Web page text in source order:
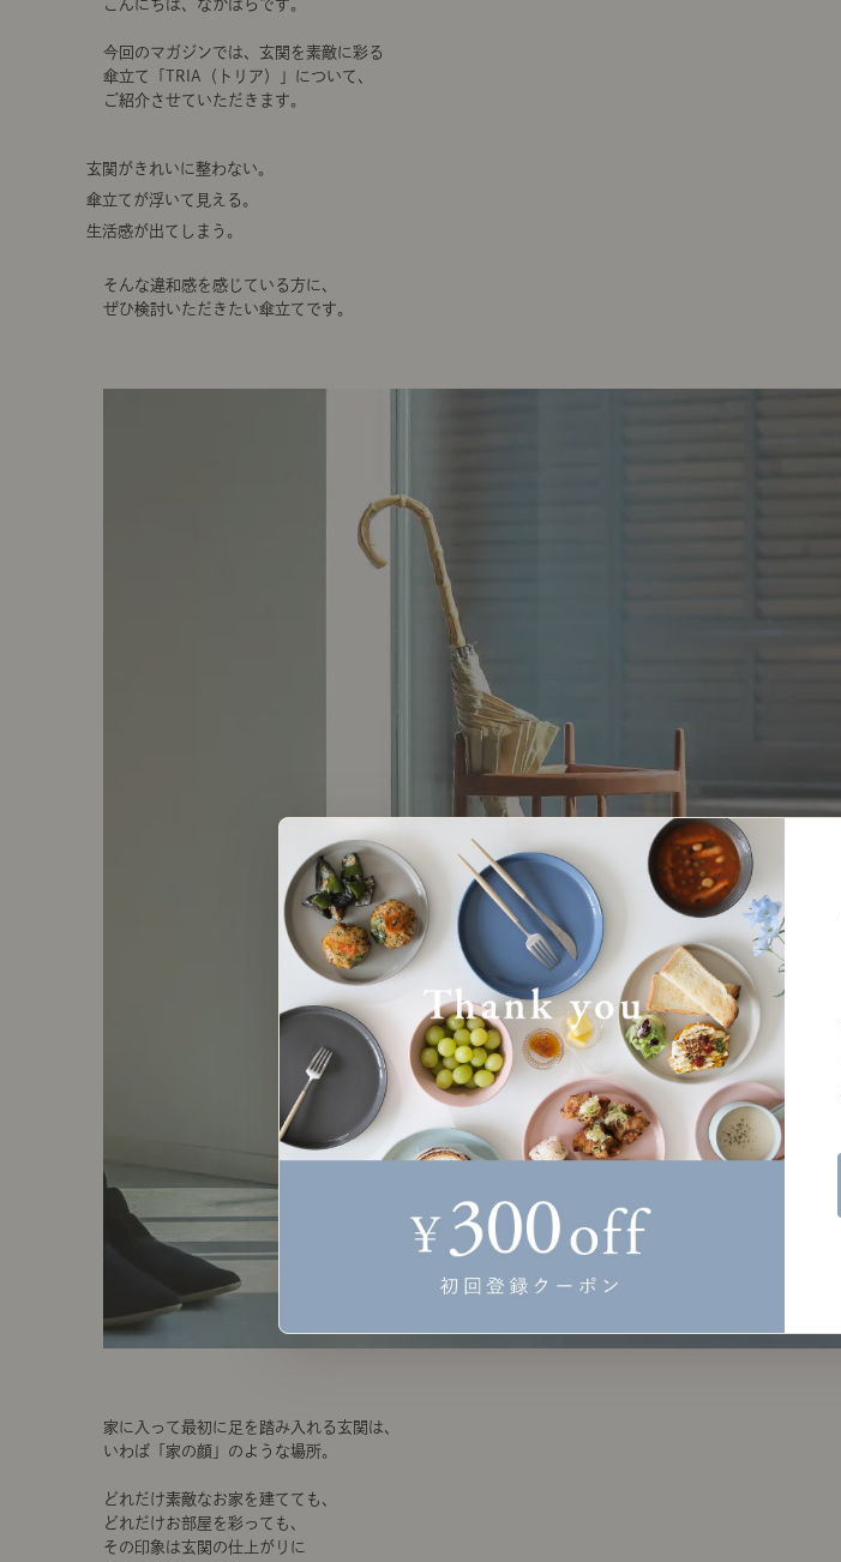
こんにちは、なかはらです。
今回のマガジンでは、玄関を素敵に彩る
傘立て「TRIA（トリア）」について、
ご紹介させていただきます。
玄関がきれいに整わない。
傘立てが浮いて見える。
生活感が出てしまう。
そんな違和感を感じている方に、
ぜひ検討いただきたい傘立てです。
家に入って最初に足を踏み入れる玄関は、
いわば「家の顔」のような場所。
どれだけ素敵なお家を建てても、
どれだけお部屋を彩っても、
その印象は玄関の仕上がりに